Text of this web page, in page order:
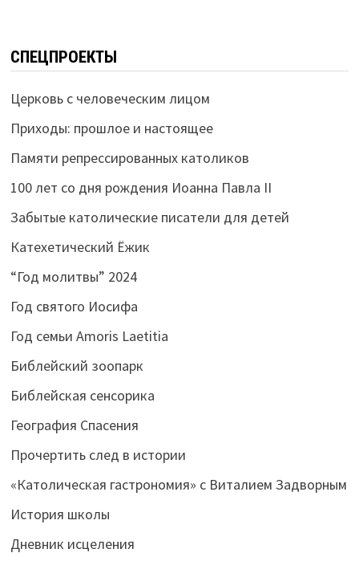
СПЕЦПРОЕКТЫ
Церковь с человеческим лицом
Приходы: прошлое и настоящее
Памяти репрессированных католиков
100 лет со дня рождения Иоанна Павла II
Забытые католические писатели для детей
Катехетический Ёжик
“Год молитвы” 2024
Год святого Иосифа
Год семьи Amoris Laetitia
Библейский зоопарк
Библейская сенсорика
География Спасения
Прочертить след в истории
«Католическая гастрономия» с Виталием Задворным
История школы
Дневник исцеления